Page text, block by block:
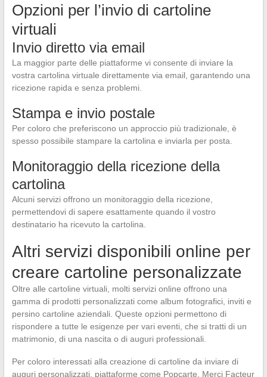
Opzioni per l’invio di cartoline
virtuali
Invio diretto via email
La maggior parte delle piattaforme vi consente di inviare la
vostra cartolina virtuale direttamente via email, garantendo una
ricezione rapida e senza problemi.
Stampa e invio postale
Per coloro che preferiscono un approccio più tradizionale, è
spesso possibile stampare la cartolina e inviarla per posta.
Monitoraggio della ricezione della
cartolina
Alcuni servizi offrono un monitoraggio della ricezione,
permettendovi di sapere esattamente quando il vostro
destinatario ha ricevuto la cartolina.
Altri servizi disponibili online per
creare cartoline personalizzate
Oltre alle cartoline virtuali, molti servizi online offrono una
gamma di prodotti personalizzati come album fotografici, inviti e
persino cartoline aziendali. Queste opzioni permettono di
rispondere a tutte le esigenze per vari eventi, che si tratti di un
matrimonio, di una nascita o di auguri professionali.
Per coloro interessati alla creazione di cartoline da inviare di
auguri personalizzati, piattaforme come Popcarte, Merci Facteur